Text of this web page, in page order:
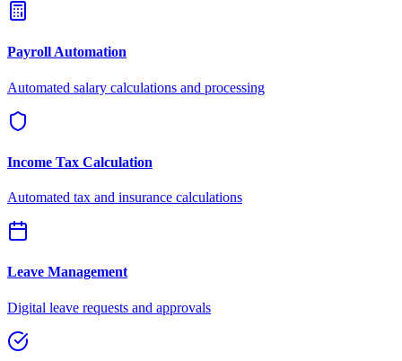
Payroll Automation
Automated salary calculations and processing
Income Tax Calculation
Automated tax and insurance calculations
Leave Management
Digital leave requests and approvals